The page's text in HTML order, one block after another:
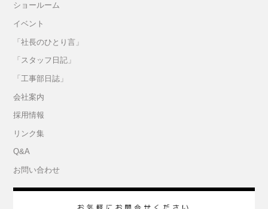
ショールーム
イベント
「社長のひとり言」
「スタッフ日記」
「工事部日誌」
会社案内
採用情報
リンク集
Q&A
お問い合わせ